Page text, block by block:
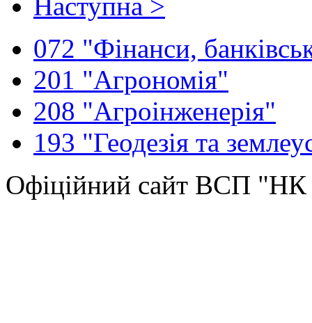
072 "Фінанси,
201 "Агрономія"
208 "Агроінженерія"
193 "Геодезія та
Офіційний сайт ВСП